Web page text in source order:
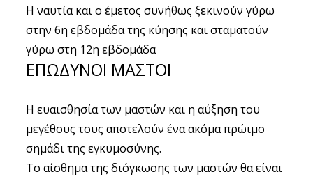
Η ναυτία και ο έμετος συνήθως ξεκινούν γύρω
στην 6η εβδομάδα της κύησης και σταματούν
γύρω στη 12η εβδομάδα
ΕΠΩΔΥΝΟΙ ΜΑΣΤΟΙ
Η ευαισθησία των μαστών και η αύξηση του
μεγέθους τους αποτελούν ένα ακόμα πρώιμο
σημάδι της εγκυμοσύνης.
Το αίσθημα της διόγκωσης των μαστών θα είναι